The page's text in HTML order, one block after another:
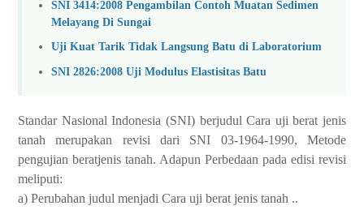
SNI 3414:2008 Pengambilan Contoh Muatan Sedimen
Melayang Di Sungai
Uji Kuat Tarik Tidak Langsung Batu di Laboratorium
SNI 2826:2008 Uji Modulus Elastisitas Batu
Standar Nasional Indonesia (SNI) berjudul Cara uji berat jenis
tanah merupakan revisi dari SNI 03-1964-1990, Metode
pengujian beratjenis tanah. Adapun Perbedaan pada edisi revisi
meliputi:
a) Perubahan judul menjadi Cara uji berat jenis tanah ..